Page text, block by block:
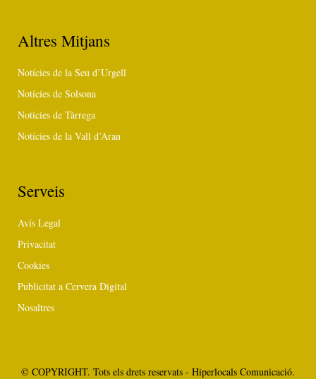
Altres Mitjans
Notícies de la Seu d’Urgell
Notícies de Solsona
Notícies de Tàrrega
Notícies de la Vall d’Aran
Serveis
Avís Legal
Privacitat
Cookies
Publicitat a Cervera Digital
Nosaltres
© COPYRIGHT. Tots els drets reservats - Hiperlocals Comunicació.